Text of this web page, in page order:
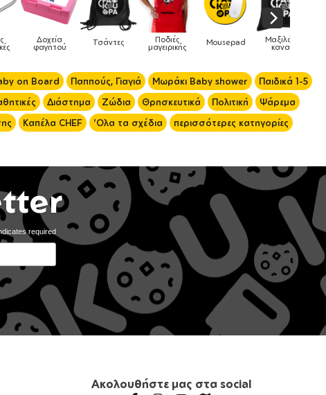
Ποδιές Mousepad Μαξιλάρια
καναπέ Phone Holders Ρολόγια
on Board Παππούς, Γιαγιά Μωράκι Baby shower
Παιδικά 1-5
Διάστημα Ζώδια Θρησκευτικά Πολιτική
Ψάρεμα
Καπέλα CHEF 'Ολα τα σχέδια περισσότερες κατηγορίες
required
Ακολουθήστε μας στα social